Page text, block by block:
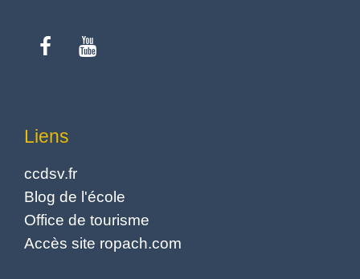
Liens
ccdsv.fr
Blog de l'école
Office de tourisme
Accès site ropach.com